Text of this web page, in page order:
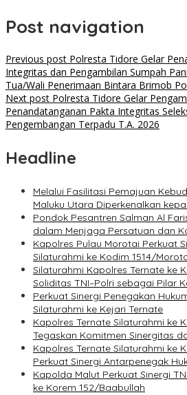
Post navigation
Previous post Polresta Tidore Gelar
Integritas dan Pengambilan Sumpah
Tua/Wali Penerimaan Bintara Brimob
Next post Polresta Tidore Gelar
Penandatanganan Pakta Integritas
Pengembangan Terpadu T.A. 2026
Headline
Melalui Fasilitasi Pemajuan
Maluku Utara Diperkenalkan
Pondok Pesantren Salman Al
dalam Menjaga Persatuan dan
Kapolres Pulau Morotai Perkuat
Silaturahmi ke Kodim 1514/
Silaturahmi Kapolres Ternate ke
Soliditas TNI–Polri sebagai Pilar
Perkuat Sinergi Penegakan
Silaturahmi ke Kejari Ternate
Kapolres Ternate Silaturahmi ke
Tegaskan Komitmen Sinergitas
Kapolres Ternate Silaturahmi ke
Perkuat Sinergi Antarpenegak
Kapolda Malut Perkuat Sinergi
ke Korem 152/Baabullah